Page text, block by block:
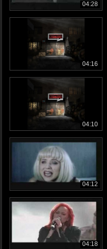
04:28
04:16
04:10
04:12
04:18